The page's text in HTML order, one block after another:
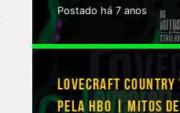
Postado há 7 anos
LOVECRAFT
PELA HBO | MITOS